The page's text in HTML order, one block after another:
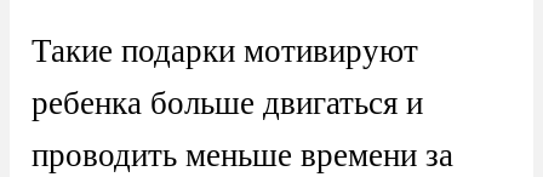
Такие подарки мотивируют
ребенка больше двигаться и
проводить меньше времени за